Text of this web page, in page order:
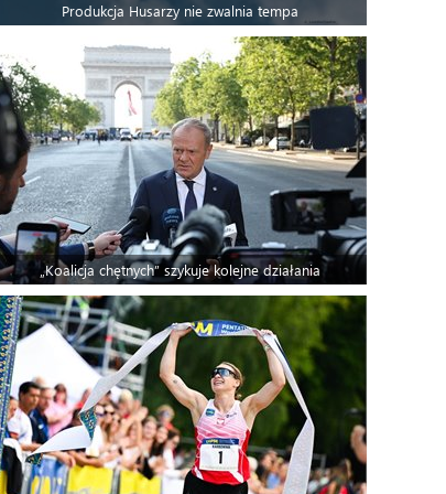
Produkcja Husarzy nie zwalnia tempa
„Koalicja chętnych” szykuje kolejne działania